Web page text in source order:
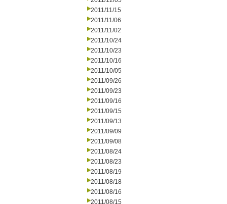
2011/11/15
2011/11/06
2011/11/02
2011/10/24
2011/10/23
2011/10/16
2011/10/05
2011/09/26
2011/09/23
2011/09/16
2011/09/15
2011/09/13
2011/09/09
2011/09/08
2011/08/24
2011/08/23
2011/08/19
2011/08/18
2011/08/16
2011/08/15